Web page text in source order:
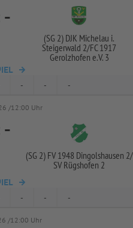
-
(SG 2) DJK Michelau i.
Steigerwald 2/FC 1917
Gerolzhofen e.V. 3
- - -
/12:00 Uhr
-
(SG 2) FV 1948 Dingolshausen 2/
SV Rügshofen 2
- - -
/12:00 Uhr